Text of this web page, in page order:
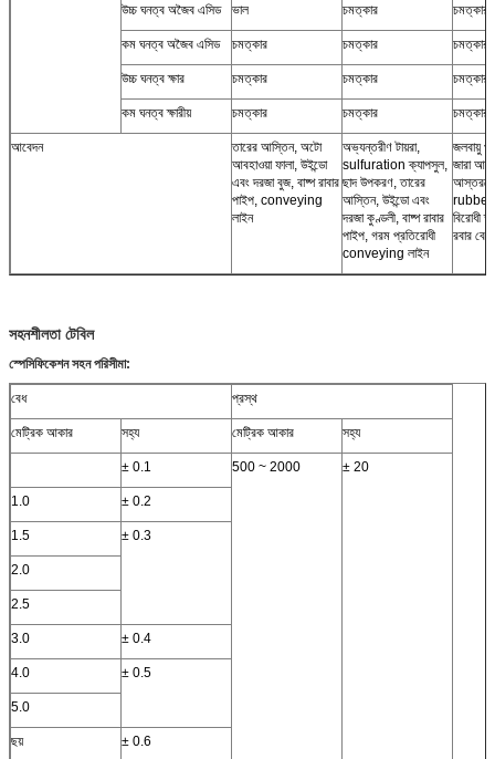
উচ্চ ঘনত্ব অজৈব এসিড ভাল চমত্কার চমত্কার
কম ঘনত্ব অজৈব এসিড চমত্কার চমত্কার চমত্কার
উচ্চ ঘনত্ব ক্ষার চমত্কার চমত্কার চমত্কার
কম ঘনত্ব ক্ষারীয় চমত্কার চমত্কার চমত্কার
আবেদন
তারের আস্তিন, অটো
আবহাওয়া ফালা, উইন্ডো
এবং দরজা বুজ, বাষ্প রাবার
পাইপ, conveying
লাইন
অভ্যন্তরীণ টায়রা,
sulfuration ক্যাপসুল,
ছাদ উপকরণ, তারের
আস্তিন, উইন্ডো এবং
দরজা কুণ্ডলী, বাষ্প রাবার
পাইপ, গরম প্রতিরোধী
conveying লাইন
জলবায়ু
জারা
বিরোধী
রবার
সহনশীলতা টেবিল
স্পেসিফিকেশন সহন পরিসীমা:
বেধ প্রস্থ
মেট্রিক আকার সহ্য মেট্রিক আকার সহ্য
± 0.1 500 ~ 2000 ± 20
1.0 ± 0.2
1.5 ± 0.3
2.0
2.5
3.0 ± 0.4
4.0 ± 0.5
5.0
ছয় ± 0.6